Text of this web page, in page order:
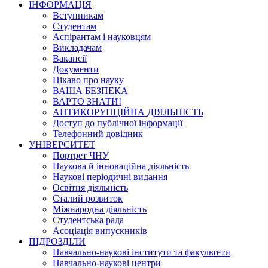
ІНФОРМАЦІЯ
Вступникам
Студентам
Аспірантам і науковцям
Викладачам
Вакансії
Документи
Цікаво про науку
ВАША БЕЗПЕКА
ВАРТО ЗНАТИ!
АНТИКОРУПЦІЙНА ДІЯЛЬНІСТЬ
Доступ до публічної інформації
Телефонний довідник
УНІВЕРСИТЕТ
Портрет ЧНУ
Наукова й інноваційна діяльність
Наукові періодичні видання
Освітня діяльність
Сталий розвиток
Міжнародна діяльність
Студентська рада
Асоціація випускників
ПІДРОЗДІЛИ
Навчально-наукові інститути та факультети
Навчально-наукові центри